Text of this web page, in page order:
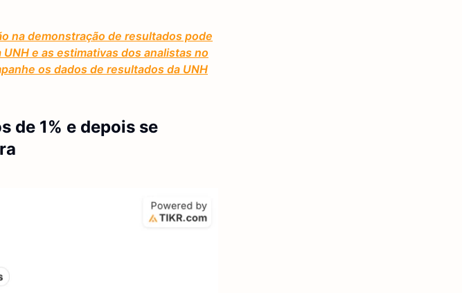
na demonstração de resultados pode
e as estimativas dos analistas no
os dados de resultados da UNH
de 1% e depois se